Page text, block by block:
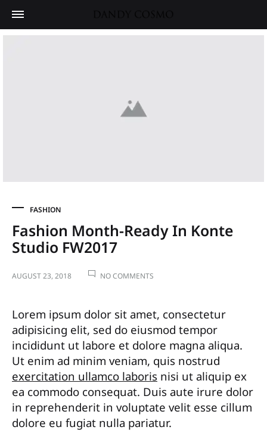
FASHION
Fashion Month-Ready In Konte
Studio FW2017
AUGUST 23, 2018 NO COMMENTS
READY
IN
KONTE
STUDIO
FW2017
Lorem ipsum dolor sit amet, consectetur
adipisicing elit, sed do eiusmod tempor
incididunt ut labore et dolore magna aliqua.
Ut enim ad minim veniam, quis nostrud
exercitation ullamco laboris nisi ut aliquip ex
ea commodo consequat. Duis aute irure dolor
in reprehenderit in voluptate velit esse cillum
dolore eu fugiat nulla pariatur.